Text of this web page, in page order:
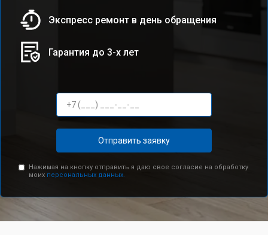
Экспресс ремонт в день обращения
Гарантия до 3-х лет
Отправить заявку
Нажимая на кнопку отправить я даю свое согласие на обработку
моих персональных данных.